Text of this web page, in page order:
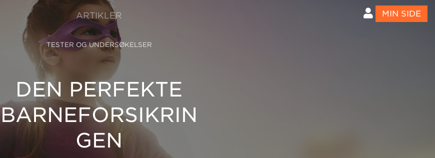
ARTIKLER MIN SIDE
TESTER OG UNDERSØKELSER
DEN PERFEKTE
BARNEFORSIKRIN
GEN